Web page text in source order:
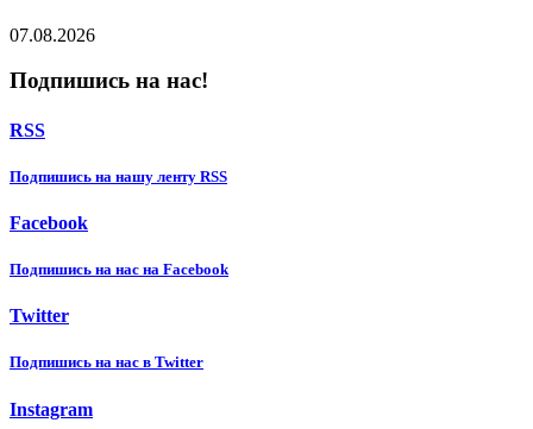
07.08.2026
Подпишись на нас!
RSS
Подпишиcь на нашу ленту RSS
Facebook
Подпишиcь на нас на Facebook
Twitter
Подпишиcь на нас в Twitter
Instagram